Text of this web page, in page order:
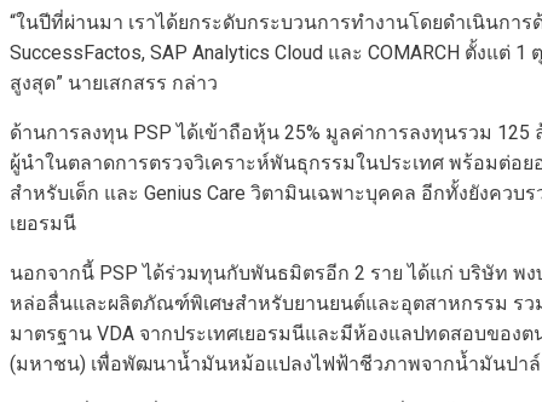
“ในปีที่ผ่านมา เราได้ยกระดับกระบวนการทำงานโดยดำเนินการ
SuccessFactos, SAP Analytics Cloud และ COMARCH ตั้ง
สูงสุด” นายเสกสรร กล่าว
ด้านการลงทุน PSP ได้เข้าถือหุ้น 25% มูลค่าการลงทุนรวม 125
ผู้นำในตลาดการตรวจวิเคราะห์พันธุกรรมในประเทศ พร้อมต่อย
สำหรับเด็ก และ Genius Care วิตามินเฉพาะบุคคล อีกทั้งยังควบ
เยอรมนี
นอกจากนี้ PSP ได้ร่วมทุนกับพันธมิตรอีก 2 ราย ได้แก่ บริษัท
หล่อลื่นและผลิตภัณฑ์พิเศษสำหรับยานยนต์และอุตสาหกรรม รวม
มาตรฐาน VDA จากประเทศเยอรมนีและมีห้องแลปทดสอบของ
(มหาชน) เพื่อพัฒนาน้ำมันหม้อแปลงไฟฟ้าชีวภาพจากน้ำมันปาล์